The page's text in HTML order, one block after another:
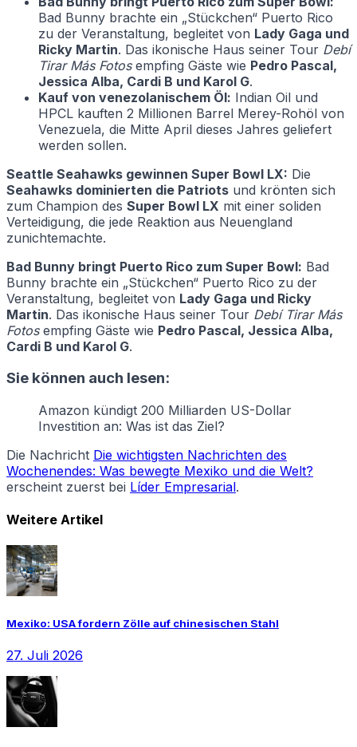
Bad Bunny brachte ein „Stückchen“ Puerto Rico
zu der Veranstaltung, begleitet von Lady Gaga und
Ricky Martin. Das ikonische Haus seiner Tour Debí
Tirar Más Fotosempfing Gäste wie Pedro Pascal,
Jessica Alba, Cardi B und Karol G.
Kauf von venezolanischem Öl: Indian Oil und
HPCL kauften 2 Millionen Barrel Merey-Rohöl von
Venezuela, die Mitte April dieses Jahres geliefert
werden sollen.
Seattle Seahawks gewinnen Super Bowl LX: Die
Seahawks dominierten die Patriots und krönten sich
zum Champion des Super Bowl LX mit einer soliden
Verteidigung, die jede Reaktion aus Neuengland
zunichtemachte.
Bad Bunny bringt Puerto Rico zum Super Bowl: Bad
Bunny brachte ein „Stückchen“ Puerto Rico zu der
Veranstaltung, begleitet von Lady Gaga und Ricky
Martin. Das ikonische Haus seiner Tour Debí Tirar Más
Fotosempfing Gäste wie Pedro Pascal, Jessica Alba,
Cardi B und Karol G.
Sie können auch lesen:
Amazon kündigt 200 Milliarden US-Dollar
Investition an: Was ist das Ziel?
Die Nachricht Die wichtigsten Nachrichten des
Wochenendes: Was bewegte Mexiko und die Welt?
erscheint zuerst bei Líder Empresarial.
Weitere Artikel
Mexiko: USA fordern Zölle auf chinesischen Stahl
27. Juli 2026